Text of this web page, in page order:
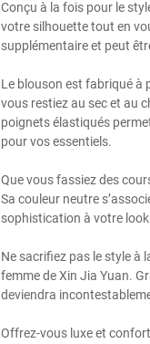
Conçu à la fois pour le
votre silhouette tout en
supplémentaire et peut
Le blouson est fabriqué à
vous restiez au sec et au
poignets élastiqués
pour vos essentiels.
Que vous fassiez des
Sa couleur neutre
sophistication à votre look.
Ne sacrifiez pas le style à
femme de Xin Jia Yuan.
deviendra
Offrez-vous luxe et